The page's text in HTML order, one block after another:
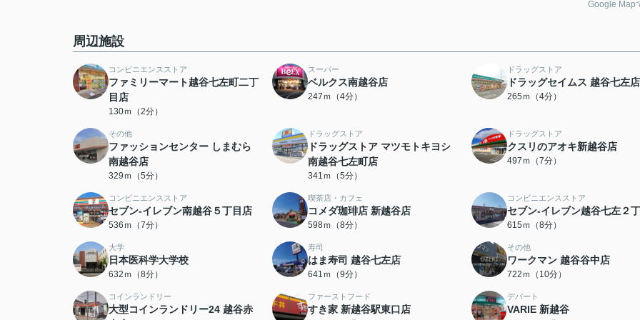
Google Map
周辺施設
コンビニエンスストア
ファミリーマート越谷七左町二丁
目店
130ｍ（2分）
スーパー
ベルクス南越谷店
247ｍ（4分）
ドラッグストア
ドラッグセイムス 越谷七左店
265ｍ（4分）
その他
ファッションセンター しまむら
南越谷店
329ｍ（5分）
ドラッグストア
ドラッグストア マツモトキヨシ
南越谷七左町店
341ｍ（5分）
ドラッグストア
クスリのアオキ新越谷店
497ｍ（7分）
コンビニエンスストア
セブン-イレブン南越谷５丁目店
536ｍ（7分）
喫茶店・カフェ
コメダ珈琲店 新越谷店
598ｍ（8分）
コンビニエンスストア
セブン-イレブン越谷七左２
615ｍ（8分）
大学
日本医科学大学校
632ｍ（8分）
寿司
はま寿司 越谷七左店
641ｍ（9分）
その他
ワークマン 越谷谷中店
722ｍ（10分）
コインランドリー
大型コインランドリー24 越谷赤
ファーストフード
すき家 新越谷駅東口店
デパート
VARIE 新越谷